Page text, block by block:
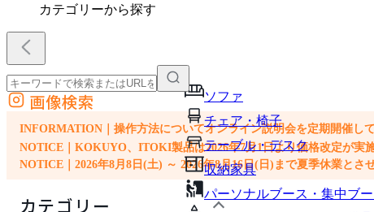
カテゴリーから探す
ソファ
チェア・椅子
テーブル・デスク
収納家具
パーソナルブース・集中ブー
外部サイトの商品をカートに追加
他のサイトで見つけた商品ページのURLを貼り付けて、カートに追加できます
画像検索
INFORMATION｜操作方法についてオンライン説明会を定期開催して
NOTICE｜KOKUYO、ITOKI製品は2026年7月1日より価格改定が実
NOTICE｜2026年8月8日(土) ～ 2026年8月16日(日)まで夏季休業とさ
カテゴリー